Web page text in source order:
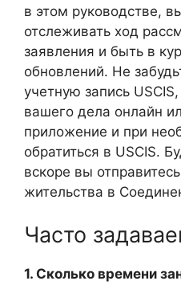
в этом руководстве,
отслеживать ход
заявления и быть в
обновлений. Не
учетную запись
вашего дела онлайн
приложение и при
обратиться в USCIS.
вскоре вы
жительства в
Часто
1. Сколько времени